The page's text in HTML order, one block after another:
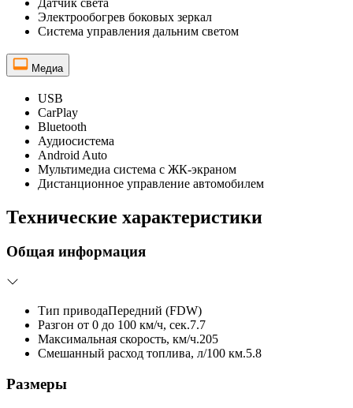
Датчик света
Электрообогрев боковых зеркал
Система управления дальним светом
Медиа
USB
CarPlay
Bluetooth
Аудиосистема
Android Auto
Мультимедиа система с ЖК-экраном
Дистанционное управление автомобилем
Технические характеристики
Общая информация
Тип приводаПередний (FDW)
Разгон от 0 до 100 км/ч, сек.7.7
Максимальная скорость, км/ч.205
Смешанный расход топлива, л/100 км.5.8
Размеры